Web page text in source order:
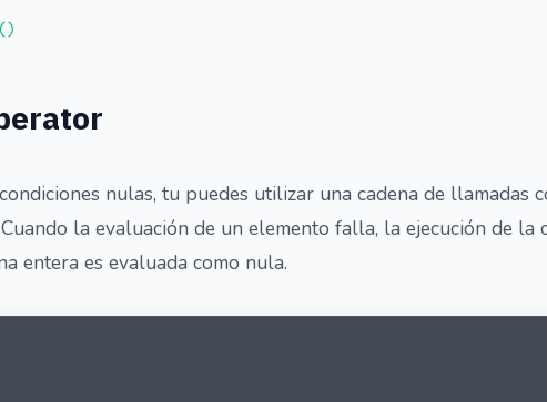
nulas, tu puedes utilizar una cadena de llamadas
la evaluación de un elemento falla, la ejecución de la
entera es evaluada como nula.